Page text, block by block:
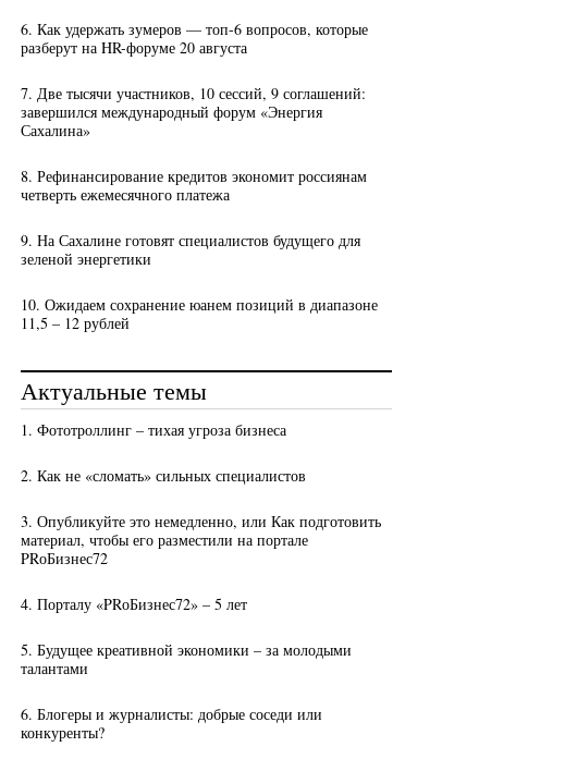
6. Как удержать зумеров — топ-6 вопросов, которые
разберут на HR-форуме 20 августа
7. Две тысячи участников, 10 сессий, 9 соглашений:
завершился международный форум «Энергия
Сахалина»
8. Рефинансирование кредитов экономит россиянам
четверть ежемесячного платежа
9. На Сахалине готовят специалистов будущего для
зеленой энергетики
10. Ожидаем сохранение юанем позиций в диапазоне
11,5 – 12 рублей
Актуальные темы
1. Фототроллинг – тихая угроза бизнеса
2. Как не «сломать» сильных специалистов
3. Опубликуйте это немедленно, или Как подготовить
материал, чтобы его разместили на портале
PRоБизнес72
4. Порталу «PRоБизнес72» – 5 лет
5. Будущее креативной экономики – за молодыми
талантами
6. Блогеры и журналисты: добрые соседи или
конкуренты?